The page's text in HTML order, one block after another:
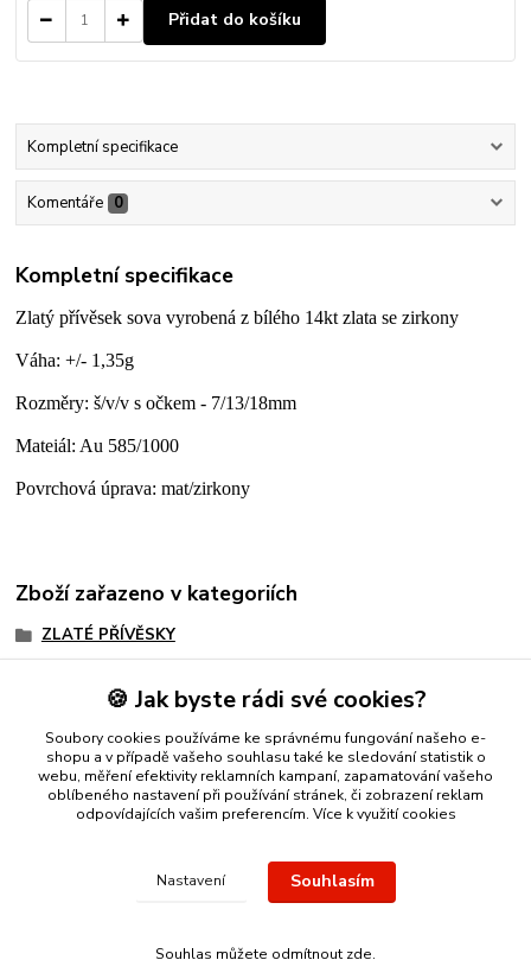
Přidat do košíku
Kompletní specifikace
Komentáře 0
Kompletní specifikace
Zlatý přívěsek sova vyrobená z bílého 14kt zlata se zirkony
Váha: +/- 1,35g
Rozměry: š/v/v s očkem - 7/13/18mm
Mateiál: Au 585/1000
Povrchová úprava: mat/zirkony
Zboží zařazeno v kategoriích
ZLATÉ PŘÍVĚSKY
Pánské přívěšky
Nákup zlatého šperku s jistotou a ke spokojenosti
nebo řetízek spolehlivý nápad na dárek.Stříbro Nikol
🍪 Jak byste rádi své cookies?
Soubory cookies používáme ke správnému fungování našeho e-
shopu a v případě vašeho souhlasu také ke sledování statistik o
webu, měření efektivity reklamních kampaní, zapamatování vašeho
oblíbeného nastavení při používání stránek, či zobrazení reklam
odpovídajících vašim preferencím. Více k využití cookies
Nastavení Souhlasím
Souhlas můžete odmítnout zde.